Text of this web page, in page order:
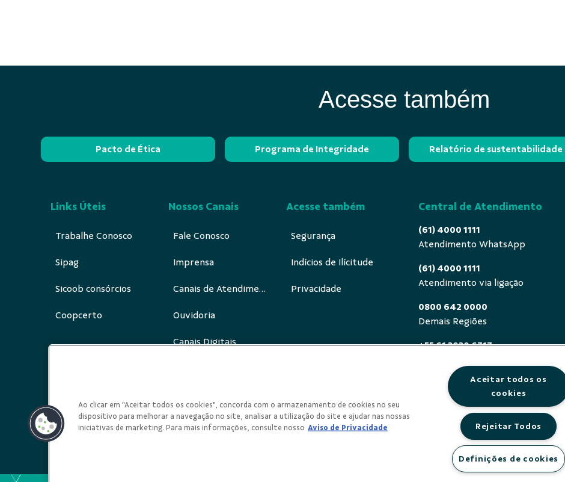
Acesse também
Pacto de Ética Programa de Integridade Relatório de sustentabilidade
Links Úteis
Trabalhe Conosco
Sipag
Sicoob consórcios
Coopcerto
Nossos Canais
Fale Conosco
Imprensa
Canais de Atendimento
Ouvidoria
Canais Digitais
Acesse também
Segurança
Indícios de Ilícitude
Privacidade
Redes Sociais
Central de Atendimento
(61) 4000 1111
Atendimento WhatsApp
(61) 4000 1111
Atendimento via ligação
0800 642 0000
Demais Regiões
+55 61 3030 6717
0800 940 0458
Deficientes auditivos ou de fala -
segunda a sexta, das 8h às 20h
Ao clicar em "Aceitar todos os cookies", concorda com o armazenamento de cookies no seu
dispositivo para melhorar a navegação no site, analisar a utilização do site e ajudar nas nossas
iniciativas de marketing. Para mais informações, consulte nosso Aviso de Privacidade
Aceitar todos os
cookies
Rejeitar Todos
Definições de cookies